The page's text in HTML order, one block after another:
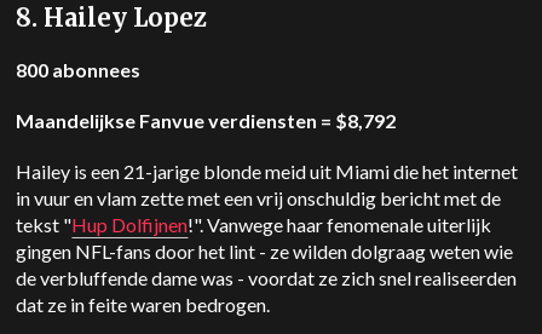
8. Hailey Lopez
800 abonnees
Maandelijkse Fanvue verdiensten = $8,792
Hailey is een 21-jarige blonde meid uit Miami die het internet
in vuur en vlam zette met een vrij onschuldig bericht met de
tekst "Hup Dolfijnen!". Vanwege haar fenomenale uiterlijk
gingen NFL-fans door het lint - ze wilden dolgraag weten wie
de verbluffende dame was - voordat ze zich snel realiseerden
dat ze in feite waren bedrogen.